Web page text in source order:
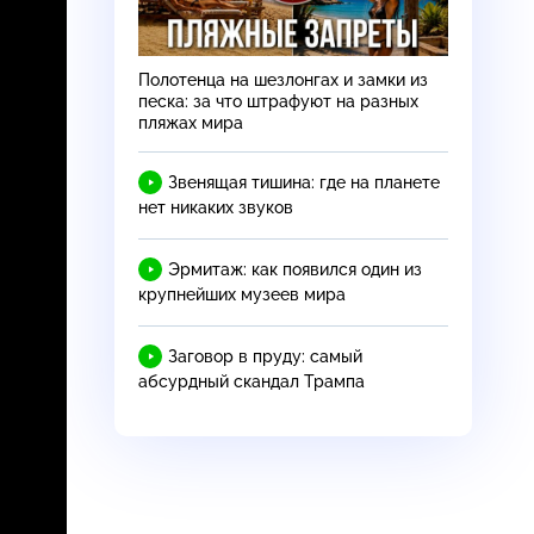
Полотенца на шезлонгах и замки из
песка: за что штрафуют на разных
пляжах мира
Звенящая тишина: где на планете
нет никаких звуков
Эрмитаж: как появился один из
крупнейших музеев мира
Заговор в пруду: самый
абсурдный скандал Трампа